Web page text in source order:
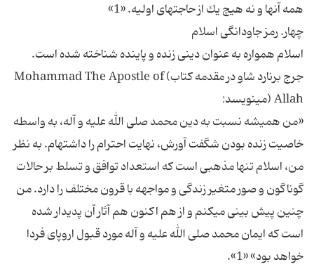
همه آنها و نه هيچ يك از حاجت‏هاى اوليه. «1»
چهار. رمز جاودانگى اسلام‏
اسلام همواره به عنوان دينى زنده و پاينده شناخته شده است.
جرج برنارد شاو در مقدمه كتاب) Mohammad The Apostle of
Allah (مى‏نويسد:
«من هميشه نسبت به دين محمد صلى الله عليه و آله، به واسطه
خاصيت زنده بودن شگفت آورش، نهايت احترام را داشته‏ام. به نظر
من، اسلام تنها مذهبى است كه استعداد توافق و تسلط بر حالات
گوناگون و صور متغير زندگى و مواجهه با قرون مختلف را دارد. من
چنين پيش بينى مى‏كنم و از هم اكنون هم آثار آن پديدار شده
است كه ايمان محمد صلى الله عليه و آله مورد قبول اروپاى فردا
خواهد بود» «1».